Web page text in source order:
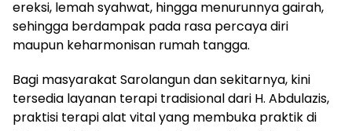
ereksi, lemah syahwat, hingga menurunnya gairah,
sehingga berdampak pada rasa percaya diri
maupun keharmonisan rumah tangga.
Bagi masyarakat Sarolangun dan sekitarnya, kini
tersedia layanan terapi tradisional dari H. Abdulazis,
praktisi terapi alat vital yang membuka praktik di